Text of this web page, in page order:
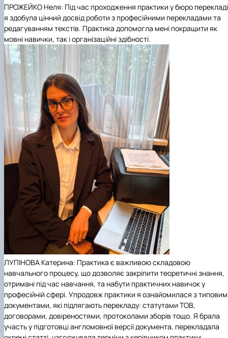
ПРОЖЕЙКО Неля: Під час проходження практики у бюро
я здобула цінний досвід роботи з професійними перекладами та
редагуванням текстів. Практика допомогла мені покращити як
мовні навички, так і організаційні здібності.
ЛУПІНОВА Катерина: Практика є важливою складовою
навчального процесу, що дозволяє закріпити теоретичні знання,
отримані під час навчання, та набути практичних навичок у
професійній сфері. Упродовж практики я ознайомилася з
документами, які підлягають перекладу: статутами ТОВ,
договорами, довіреностями, протоколами зборів тощо. Я брала
участь у підготовці англомовної версії документа, перекладала